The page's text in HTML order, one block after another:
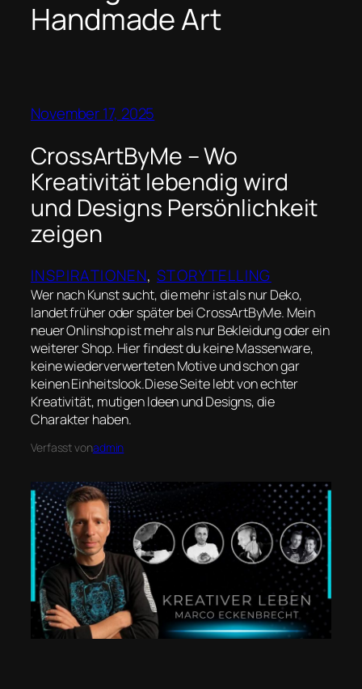
Handmade Art
November 17, 2025
CrossArtByMe – Wo
Kreativität lebendig wird
und Designs Persönlichkeit
zeigen
INSPIRATIONEN, STORYTELLING
Wer nach Kunst sucht, die mehr ist als nur Deko,
landet früher oder später bei CrossArtByMe. Mein
neuer Onlinshop ist mehr als nur Bekleidung oder ein
weiterer Shop. Hier findest du keine Massenware,
keine wiederverwerteten Motive und schon gar
keinen Einheitslook.Diese Seite lebt von echter
Kreativität, mutigen Ideen und Designs, die
Charakter haben.
Verfasst vonadmin